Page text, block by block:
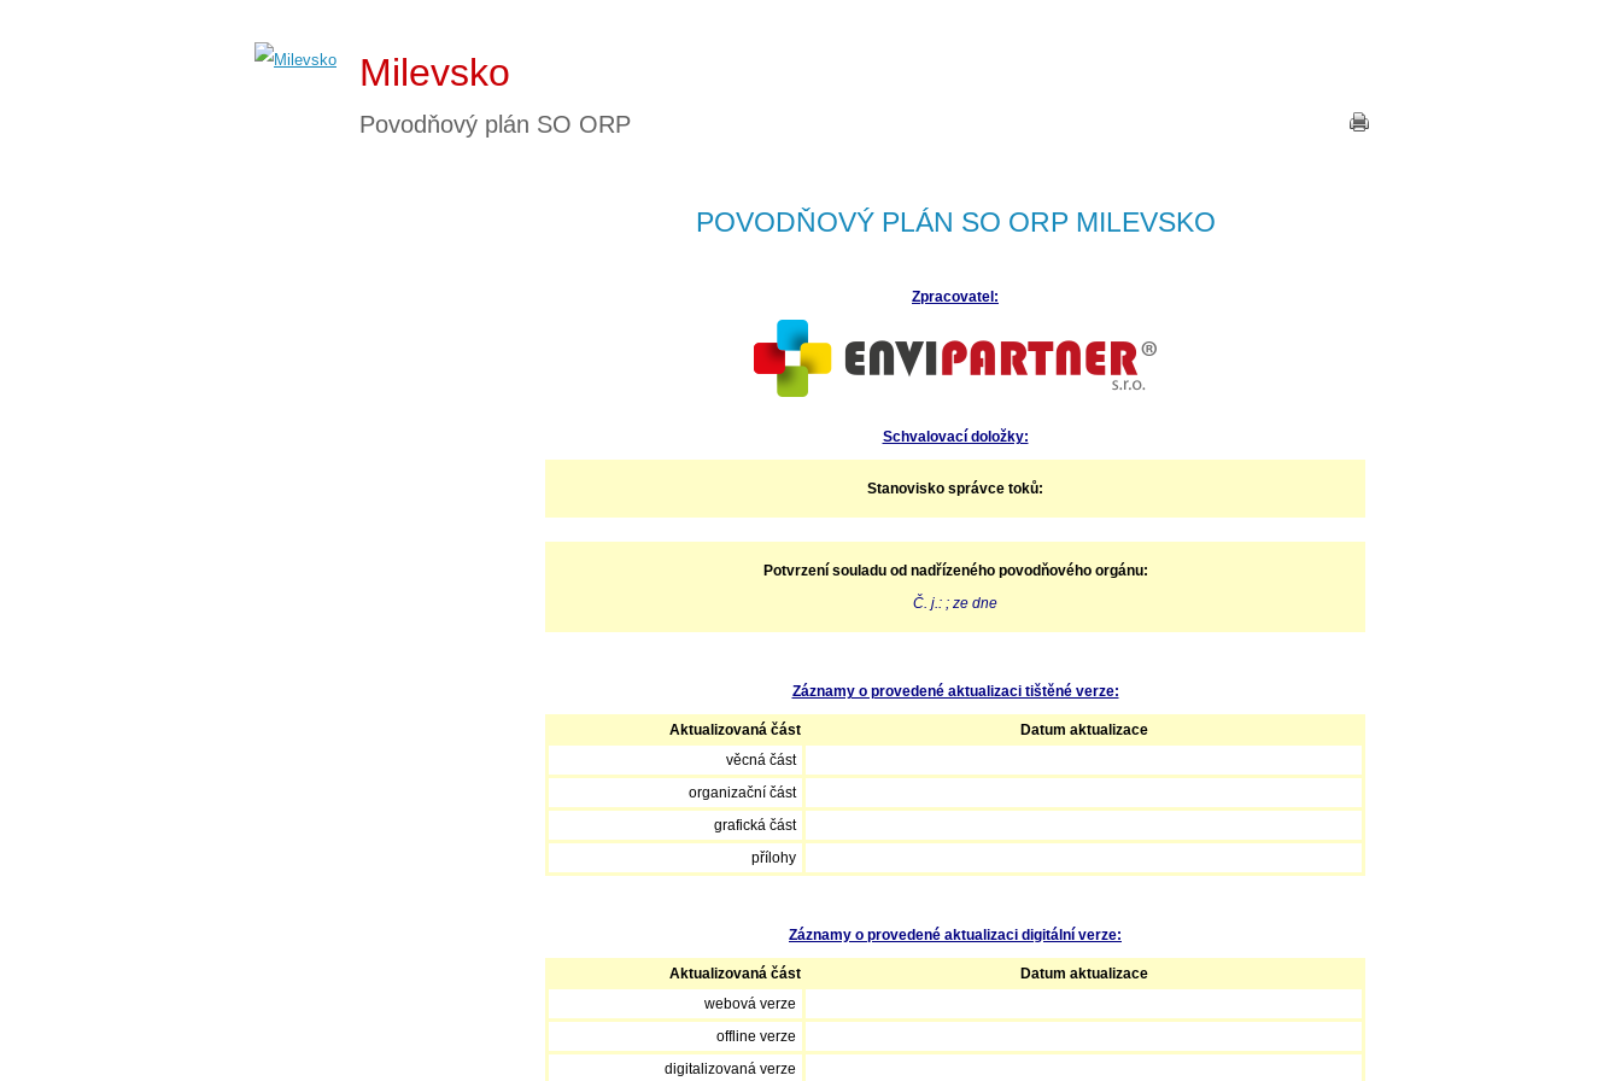
Milevsko
Povodňový plán SO ORP
POVODŇOVÝ PLÁN SO ORP MILEVSKO
Zpracovatel:
Schvalovací doložky:
Stanovisko správce toků:
Potvrzení souladu od nadřízeného povodňového orgánu:
Č. j.: ; ze dne
Záznamy o provedené aktualizaci tištěné verze:
Aktualizovaná část
Datum aktualizace
věcná část
organizační část
grafická část
přílohy
Záznamy o provedené aktualizaci digitální verze:
Aktualizovaná část
Datum aktualizace
webová verze
offline verze
digitalizovaná verze